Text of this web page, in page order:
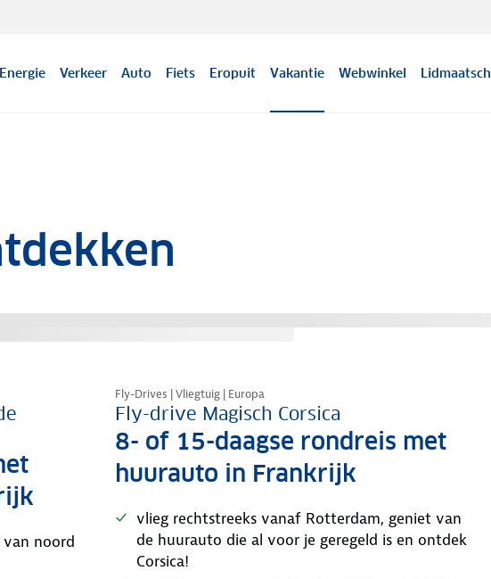
Energie Verkeer Auto Fiets Eropuit Vakantie Webwinkel
van noord
Fly-Drives | Vliegtuig | Europa
Fly-drive Magisch Corsica
8- of 15-daagse rondreis met
huurauto in Frankrijk
vlieg rechtstreeks vanaf Rotterdam, geniet van
de huurauto die al voor je geregeld is en ontdek
Corsica!